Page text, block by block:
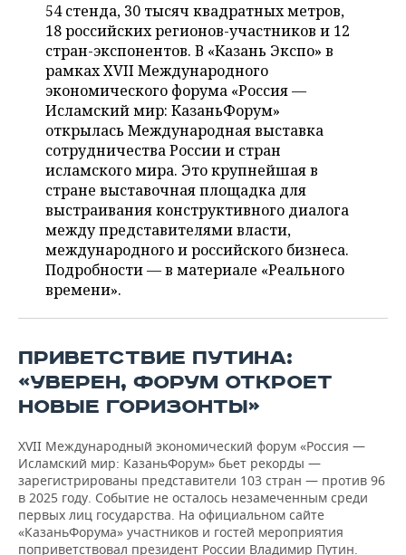
ВОЛЕЙБОЛ
КИБЕРСПОРТ
ФИГУРНОЕ КАТАНИЕ
ВОДНЫЕ ВИДЫ СПОРТА
ХОККЕЙ С МЯЧОМ
ИСТОРИЯ
КУЛЬТУРА
МЕДИЦИНА
ОБРАЗОВАНИЕ
ПРОИСШЕСТВИЯ
СПИСОК ПЕРСОН
СПИСОК КОМПАНИЙ
ПОЛНАЯ ВЕРСИЯ
54 стенда, 30 тысяч квадратных метров,
18 российских регионов-участников и 12
стран-экспонентов. В «Казань Экспо» в
рамках XVII Международного
экономического форума «Россия —
Исламский мир: КазаньФорум»
открылась Международная выставка
сотрудничества России и стран
исламского мира. Это крупнейшая в
стране выставочная площадка для
выстраивания конструктивного диалога
между представителями власти,
международного и российского бизнеса.
Подробности — в материале «Реального
времени».
ПРИВЕТСТВИЕ ПУТИНА:
«УВЕРЕН, ФОРУМ ОТКРОЕТ
НОВЫЕ ГОРИЗОНТЫ»
XVII Международный экономический форум «Россия —
Исламский мир: КазаньФорум» бьет рекорды —
зарегистрированы представители 103 стран — против 96
в 2025 году. Событие не осталось незамеченным среди
первых лиц государства. На официальном сайте
«КазаньФорума» участников и гостей мероприятия
поприветствовал президент России Владимир Путин.